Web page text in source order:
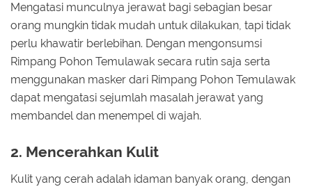
Mengatasi munculnya jerawat bagi sebagian besar
orang mungkin tidak mudah untuk dilakukan, tapi tidak
perlu khawatir berlebihan. Dengan mengonsumsi
Rimpang Pohon Temulawak secara rutin saja serta
menggunakan masker dari Rimpang Pohon Temulawak
dapat mengatasi sejumlah masalah jerawat yang
membandel dan menempel di wajah.
2. Mencerahkan Kulit
Kulit yang cerah adalah idaman banyak orang, dengan